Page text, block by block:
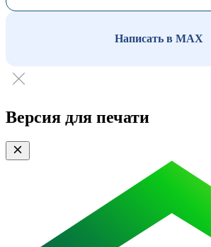
Написать в MAX
Версия для печати